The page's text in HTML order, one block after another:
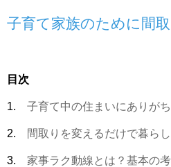
子育て家族のために間
目次
1. 子育て中の住まいにありが
2. 間取りを変えるだけで暮ら
3. 家事ラク動線とは？基本の